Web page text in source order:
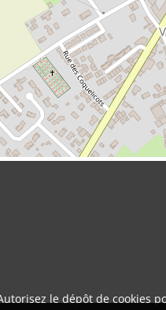
le dépôt de cookies